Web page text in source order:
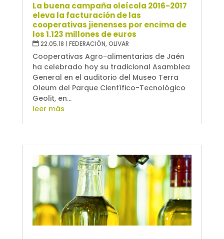
La buena campaña oleícola 2016-2017
eleva la facturación de las
cooperativas jienenses por encima de
los 1.123 millones de euros
22.05.18 | FEDERACIÓN,OLIVAR
Cooperativas Agro-alimentarias de Jaén
ha celebrado hoy su tradicional Asamblea
General en el auditorio del Museo Terra
Oleum del Parque Científico-Tecnológico
Geolit, en...
leer más